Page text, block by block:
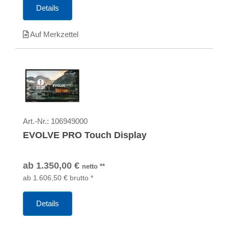
Details
Auf Merkzettel
Art.-Nr.: 106949000
EVOLVE PRO Touch Display
ab 1.350,00 € netto **
ab 1.606,50 € brutto *
Details